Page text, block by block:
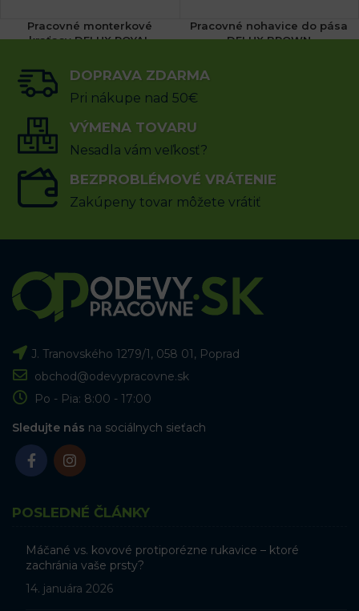
Pracovné monterkové
kraťasy DELUX ROYAL
(1x)
23.25€ 17.56€ s DPH
VÝBER MOŽNOSTÍ
Pracovné nohavice do pása
DELUX BROWN
DOPRAVA ZDARMA
Pri nákupe nad 50€
VÝMENA TOVARU
Nesadla vám veľkosť?
BEZPROBLÉMOVÉ VRÁTENIE
Zakúpeny tovar môžete vrátiť
J. Tranovského 1279/1, 058 01, Poprad
obchod@odevypracovne.sk
Po - Pia: 8:00 - 17:00
Sledujte nás na sociálnych sieťach
POSLEDNÉ ČLÁNKY
Máčané vs. kovové protiporézne rukavice – ktoré
zachránia vaše prsty?
14. januára 2026